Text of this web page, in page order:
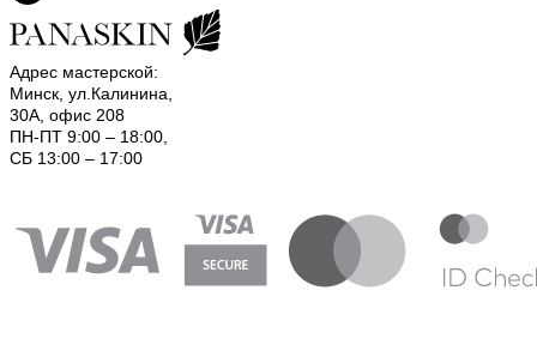
Адрес мастерской:
Минск, ул.Калинина,
30А, офис 208
ПН-ПТ 9:00 – 18:00,
СБ 13:00 – 17:00